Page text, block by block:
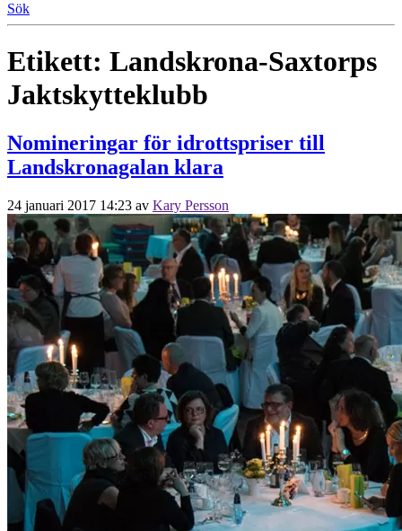
Sök
Etikett: Landskrona-Saxtorps
Jaktskytteklubb
Nomineringar för idrottspriser till
Landskronagalan klara
24 januari 2017 14:23 av Kary Persson